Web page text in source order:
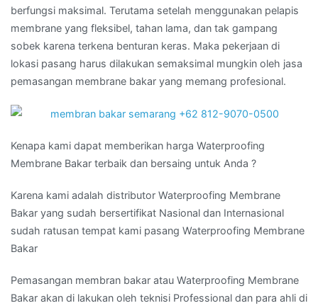
berfungsi maksimal. Terutama setelah menggunakan pelapis
membrane yang fleksibel, tahan lama, dan tak gampang
sobek karena terkena benturan keras. Maka pekerjaan di
lokasi pasang harus dilakukan semaksimal mungkin oleh jasa
pemasangan membrane bakar yang memang profesional.
Kenapa kami dapat memberikan harga Waterproofing
Membrane Bakar terbaik dan bersaing untuk Anda ?
Karena kami adalah distributor Waterproofing Membrane
Bakar yang sudah bersertifikat Nasional dan Internasional
sudah ratusan tempat kami pasang Waterproofing Membrane
Bakar
Pemasangan membran bakar atau Waterproofing Membrane
Bakar akan di lakukan oleh teknisi Professional dan para ahli di